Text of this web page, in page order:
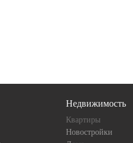
Недвижимость
Квартиры
Новостройки